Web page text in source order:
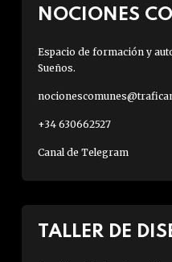
NOCIONES
Espacio de formación y
Sueños.
+34 630662527
Canal de Telegram
TALLER DE